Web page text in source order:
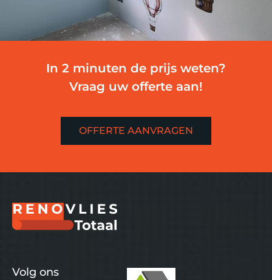
In 2 minuten de prijs weten?
Vraag uw offerte aan!
OFFERTE AANVRAGEN
Volg ons